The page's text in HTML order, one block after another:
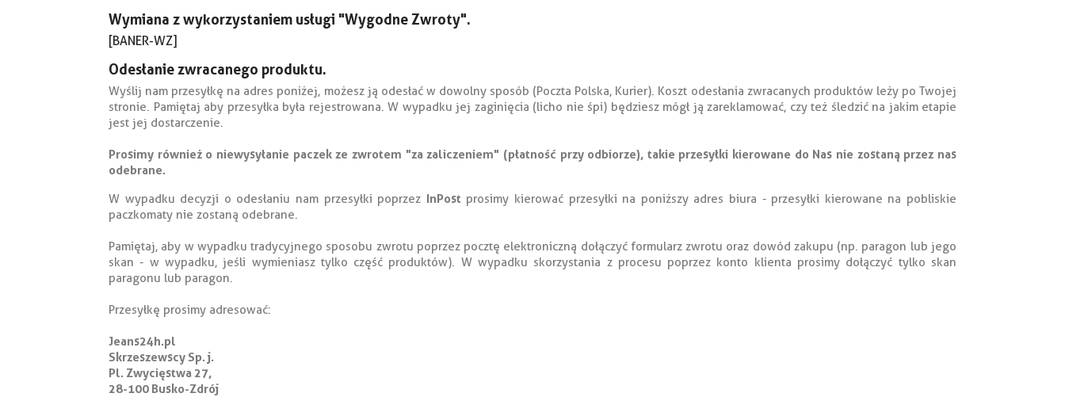
Wymiana z wykorzystaniem usługi "Wygodne Zwroty".
[BANER-WZ]
Odesłanie zwracanego produktu.
Wyślij nam przesyłkę na adres poniżej, możesz ją odesłać w dowolny sposób (Poczta Polska, Kurier). Koszt odesłania zwracanych produktów leży po Twojej
stronie. Pamiętaj aby przesyłka była rejestrowana. W wypadku jej zaginięcia (licho nie śpi) będziesz mógł ją zareklamować, czy też śledzić na jakim etapie
jest jej dostarczenie.
Prosimy również o niewysyłanie paczek ze zwrotem "za zaliczeniem" (płatność przy odbiorze), takie przesyłki kierowane do Nas nie zostaną przez nas
odebrane.
W wypadku decyzji o odesłaniu nam przesyłki poprzez InPostprosimy kierować przesyłki na poniższy adres biura - przesyłki kierowane na pobliskie
paczkomaty nie zostaną odebrane.
Pamiętaj, aby w wypadku tradycyjnego sposobu zwrotu poprzez pocztę elektroniczną dołączyć formularz zwrotu oraz dowód zakupu (np. paragon lub jego
skan - w wypadku, jeśli wymieniasz tylko część produktów). W wypadku skorzystania z procesu poprzez konto klienta prosimy dołączyć tylko skan
paragonu lub paragon.
Przesyłkę prosimy adresować:
Jeans24h.pl
Skrzeszewscy Sp. j.
Pl. Zwycięstwa 27,
28-100 Busko-Zdrój